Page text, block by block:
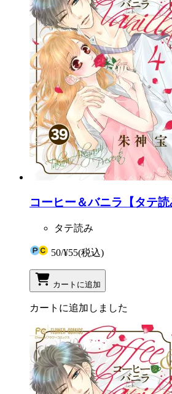
コーヒー＆バニラ【タテ読
タテ読み
50/¥55(税込)
カートに追加
カートに追加しました